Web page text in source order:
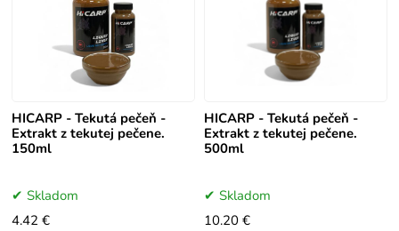
HICARP - Tekutá pečeň -
Extrakt z tekutej pečene.
150ml
Skladom
4.42 €
HICARP - Tekutá pečeň -
Extrakt z tekutej pečene.
500ml
Skladom
10.20 €